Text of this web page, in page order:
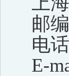
邮编
电话
E-